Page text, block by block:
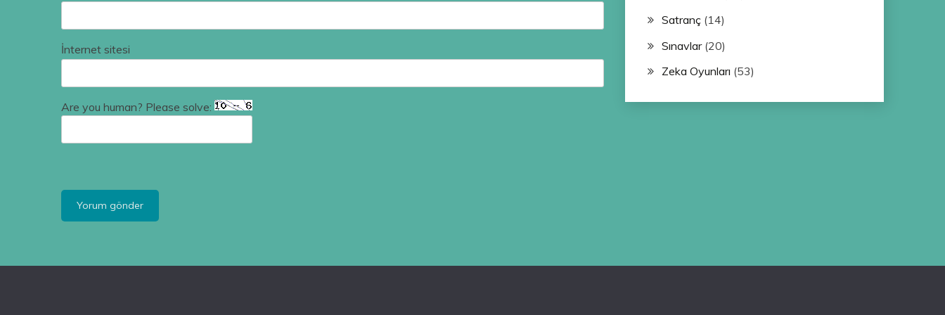
İnternet sitesi
Are you human? Please solve:
Satranç(14)
Sınavlar(20)
Zeka Oyunları (53)